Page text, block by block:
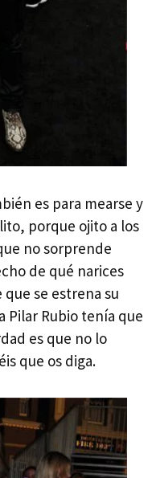
es para mearse y
porque ojito a los
no sorprende
de qué narices
que se estrena su
Pilar Rubio tenía que
es que no lo
que os diga.